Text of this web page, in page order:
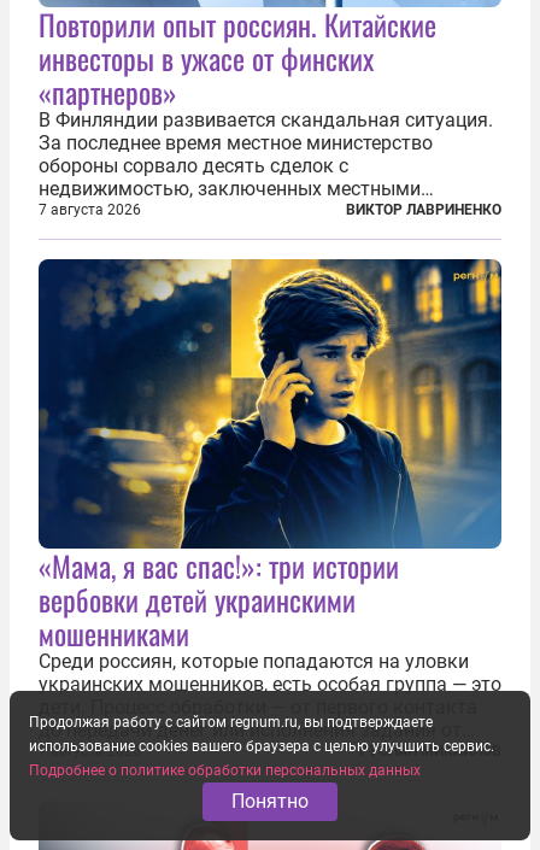
Повторили опыт россиян. Китайские
инвесторы в ужасе от финских
«партнеров»
В Финляндии развивается скандальная ситуация.
За последнее время местное министерство
обороны сорвало десять сделок с
недвижимостью, заключенных местными
фирмами с китайским капиталом. Чиновники
заявили, что они могли заключаться с целью
создания в Финляндии шпионской сети, чтобы
следить за...
7 августа 2026 ВИКТОР ЛАВРИНЕНКО
«Мама, я вас спас!»: три истории
вербовки детей украинскими
мошенниками
Среди россиян, которые попадаются на уловки
украинских мошенников, есть особая группа — это
до передачи денег или исполнения задания от
кураторов может занять от двух часов до
нескольких месяцев. Детей превращают в
послушных исполнителей, которые...
7 августа 2026 РУСЛАН МИКАИЛОВ
Продолжая работу с сайтом regnum.ru, вы подтверждаете
использование cookies вашего браузера с целью улучшить сервис.
Подробнее о политике обработки персональных данных
Понятно